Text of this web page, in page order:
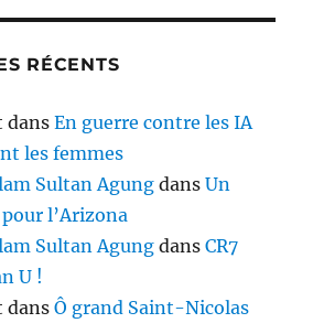
RÉCENTS
dansEn guerre contre les IA
les femmes
Sultan Agung dansUn
l’Arizona
Sultan Agung dansCR7
U !
dansÔ grand Saint-Nicolas